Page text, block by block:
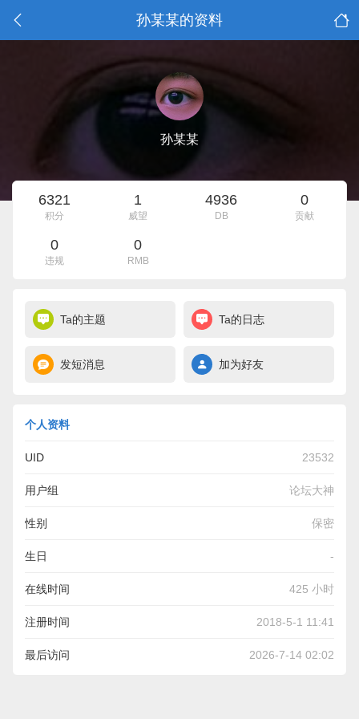
孙某某的资料
孙某某
6321
积分
1
威望
4936
DB
0
贡献
0
违规
0
RMB
Ta的主题 Ta的日志
发短消息 加为好友
个人资料
UID 23532
用户组 论坛大神
性别 保密
生日 -
在线时间 425 小时
注册时间 2018-5-1 11:41
最后访问 2026-7-14 02:02